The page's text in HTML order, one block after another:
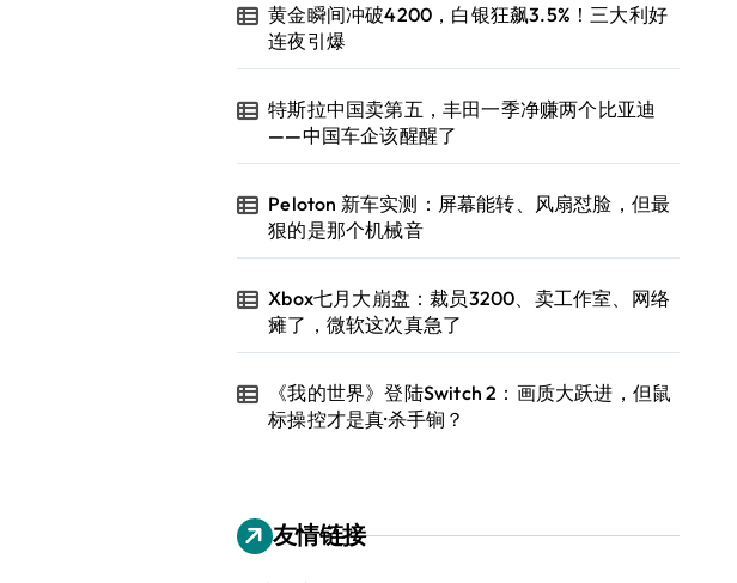
黄金瞬间冲破4200，白银狂飙3.5%！三大利好
连夜引爆
特斯拉中国卖第五，丰田一季净赚两个比亚迪
——中国车企该醒醒了
Peloton 新车实测：屏幕能转、风扇怼脸，但最
狠的是那个机械音
Xbox七月大崩盘：裁员3200、卖工作室、网络
瘫了，微软这次真急了
《我的世界》登陆Switch 2：画质大跃进，但鼠
标操控才是真·杀手锏？
友情链接